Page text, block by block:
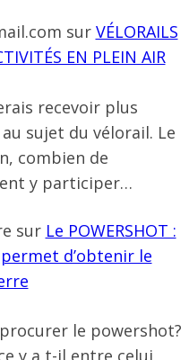
sur VÉLORAILS
EN PLEIN AIR
recevoir plus
sujet du vélorail. Le
combien de
y participer…
sur Le POWERSHOT :
d’obtenir le
le powershot?